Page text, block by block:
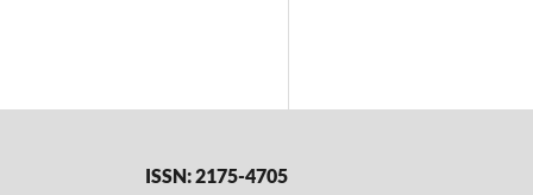
ISSN: 2175-4705